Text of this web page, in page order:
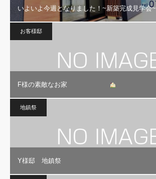
いよいよ今週となりました！~新築完成見学会~
お客様邸
F様の素敵なお家
地鎮祭
Y様邸 地鎮祭